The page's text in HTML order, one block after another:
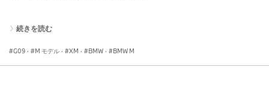
さらに、BMW XM Labelをベースに、外装色にBMW Individualフ
ローズン・ペイント、内装にBMW Individualエクステンド・レザ
続きを読む
G09 · M モデル · XM · BMW · BMW M